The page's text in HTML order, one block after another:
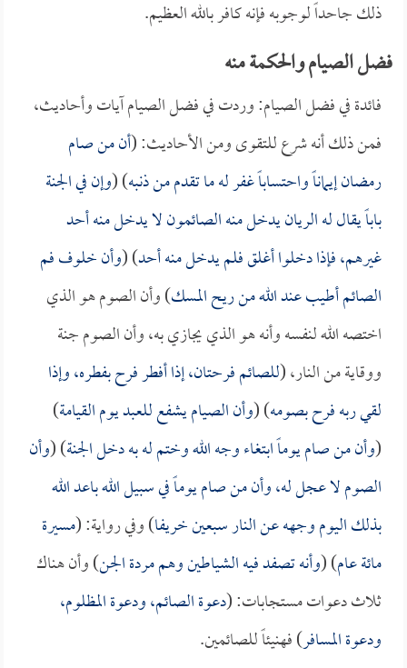
ذلك جاحداً لوجوبه فإنه كافر بالله العظيم.
فضل الصيام والحكمة منه
فائدة في فضل الصيام: وردت في فضل الصيام آيات وأحاديث،
فمن ذلك أنه شرع للتقوى ومن الأحاديث: (أن من صام
رمضان إيماناً واحتساباً غفر له ما تقدم من ذنبه) (وإن في الجنة
باباً يقال له الريان يدخل منه الصائمون لا يدخل منه أحد
غيرهم، فإذا دخلوا أغلق فلم يدخل منه أحد) (وأن خلوف فم
الصائم أطيب عند الله من ريح المسك) وأن الصوم هو الذي
اختصه الله لنفسه وأنه هو الذي يجازي به، وأن الصوم جنة
ووقاية من النار، (للصائم فرحتان، إذا أفطر فرح بفطره، وإذا
لقي ربه فرح بصومه) (وأن الصيام يشفع للعبد يوم القيامة)
(وأن من صام يوماً ابتغاء وجه الله وختم له به دخل الجنة) (وأن
الصوم لا عجل له، وأن من صام يوماً في سبيل الله باعد الله
بذلك اليوم وجهه عن النار سبعين خريفا) وفي رواية: (مسيرة
مائة عام) (وأنه تصفد فيه الشياطين وهم مردة الجن) وأن هناك
ثلاث دعوات مستجابات: (دعوة الصائم، ودعوة المظلوم،
ودعوة المسافر) فهنيئاً للصائمين.